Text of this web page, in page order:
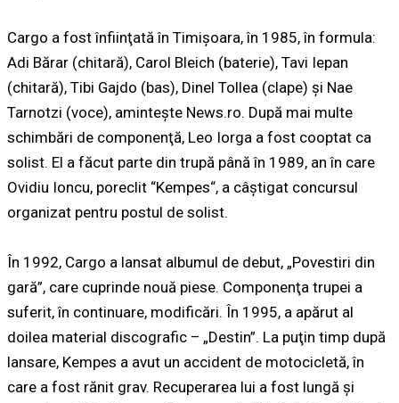
Cargo a fost înfiinţată în Timişoara, în 1985, în formula:
Adi Bărar (chitară), Carol Bleich (baterie), Tavi Iepan
(chitară), Tibi Gajdo (bas), Dinel Tollea (clape) şi Nae
Tarnotzi (voce), amintește News.ro. După mai multe
schimbări de componenţă, Leo Iorga a fost cooptat ca
solist. El a făcut parte din trupă până în 1989, an în care
Ovidiu Ioncu, poreclit “Kempes“, a câştigat concursul
organizat pentru postul de solist.
În 1992, Cargo a lansat albumul de debut, „Povestiri din
gară”, care cuprinde nouă piese. Componenţa trupei a
suferit, în continuare, modificări. În 1995, a apărut al
doilea material discografic – „Destin”. La puţin timp după
lansare, Kempes a avut un accident de motocicletă, în
care a fost rănit grav. Recuperarea lui a fost lungă şi